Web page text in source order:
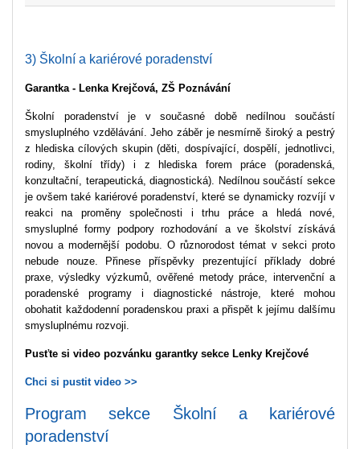
3) Školní a kariérové poradenství
Garantka - Lenka Krejčová, ZŠ Poznávání
Školní poradenství je v současné době nedílnou součástí
smysluplného vzdělávání. Jeho záběr je nesmírně široký a pestrý
z hlediska cílových skupin (děti, dospívající, dospělí, jednotlivci,
rodiny, školní třídy) i z hlediska forem práce (poradenská,
konzultační, terapeutická, diagnostická). Nedílnou součástí sekce
je ovšem také kariérové poradenství, které se dynamicky rozvíjí v
reakci na proměny společnosti i trhu práce a hledá nové,
smysluplné formy podpory rozhodování a ve školství získává
novou a modernější podobu. O různorodost témat v sekci proto
nebude nouze. Přinese příspěvky prezentující příklady dobré
praxe, výsledky výzkumů, ověřené metody práce, intervenční a
poradenské programy i diagnostické nástroje, které mohou
obohatit každodenní poradenskou praxi a přispět k jejímu dalšímu
smysluplnému rozvoji.
Pusťte si video pozvánku garantky sekce Lenky Krejčové
Chci si pustit video >>
Program sekce Školní a kariérové
poradenství